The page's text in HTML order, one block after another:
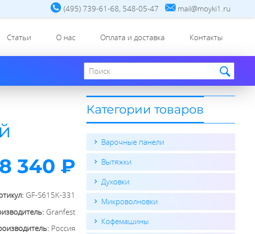
(495) 739-61-68, 548-05-47 mail@moyki1.ru
Статьи О нас Оплата и доставка Контакты
Поиск по сайту
8 340 ₽
GF-S615K-331
Granfest
Россия
Категории товаров
Варочные панели
Вытяжки
Духовки
Микроволновки
Кофемашины